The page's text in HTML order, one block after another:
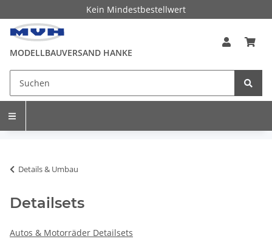
Kein Mindestbestellwert
MODELLBAUVERSAND HANKE
Details & Umbau
Detailsets
Autos & Motorräder Detailsets